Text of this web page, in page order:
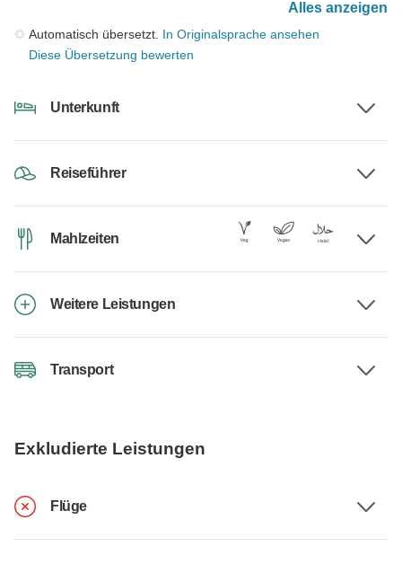
Alles anzeigen
Automatisch übersetzt. In Originalsprache ansehen
Diese Übersetzung bewerten
Unterkunft
Reiseführer
Mahlzeiten
Weitere Leistungen
Transport
Exkludierte Leistungen
Flüge